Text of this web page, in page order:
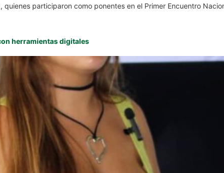
quienes participaron como ponentes en el Primer Encuentro
herramientas digitales